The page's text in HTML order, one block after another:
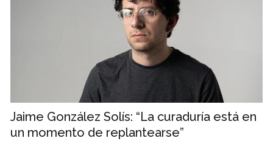
Jaime González Solís: “La curaduría está en
un momento de replantearse”